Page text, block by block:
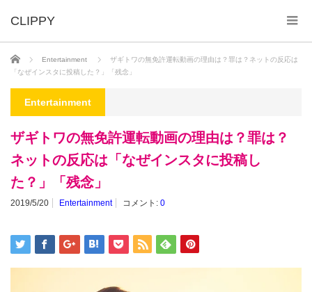
ホーム Entertainment
ザギトワの無免許運転動画の理由は？罪は？ネットの反応は
「なぜインスタに投稿した？」「残念」
Entertainment
ザギトワの無免許運転動画の理由は？罪は？
ネットの反応は「なぜインスタに投稿し
た？」「残念」
2019/5/20 Entertainment コメント: 0